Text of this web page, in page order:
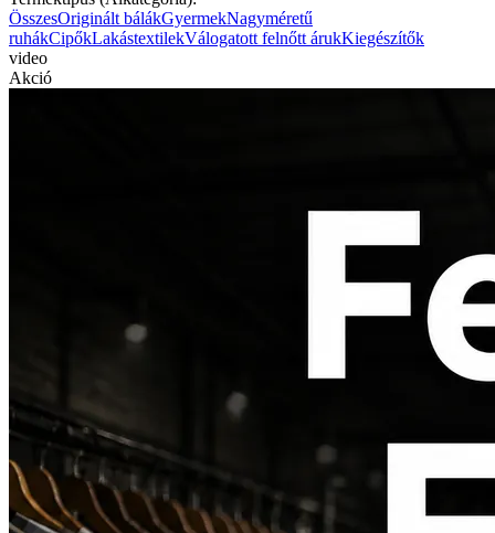
ÖsszesOriginált bálákGyermekNagyméretű
ruhákCipőkLakástextilekVálogatott felnőtt árukKiegészítők
video
Akció